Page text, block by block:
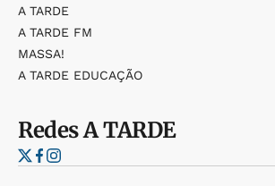
A TARDE
A TARDE FM
MASSA!
A TARDE EDUCAÇÃO
RedesA TARDE